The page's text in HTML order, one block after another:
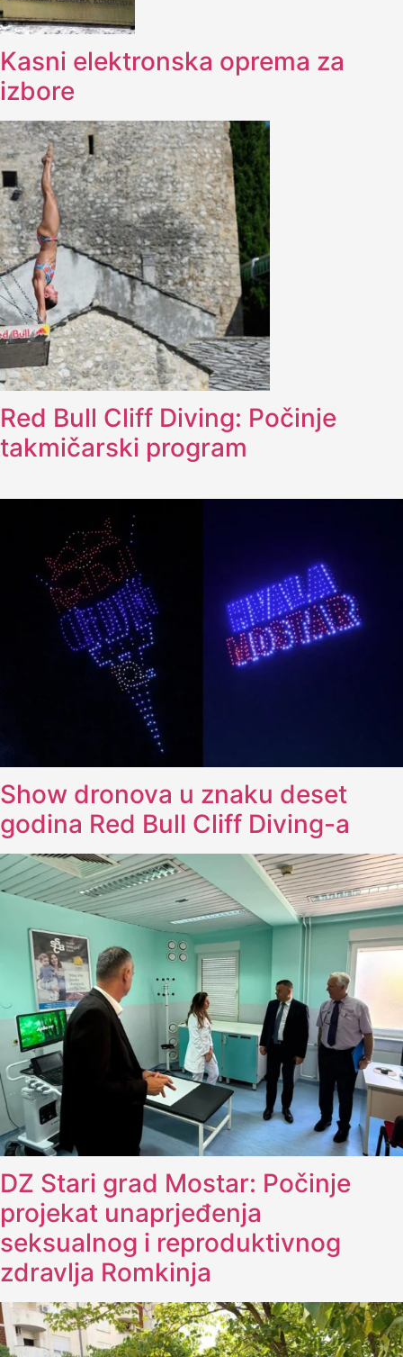
Kasni elektronska oprema za
izbore
Red Bull Cliff Diving: Počinje
takmičarski program
Show dronova u znaku deset
godina Red Bull Cliff Diving-a
DZ Stari grad Mostar: Počinje
projekat unaprjeđenja
seksualnog i reproduktivnog
zdravlja Romkinja